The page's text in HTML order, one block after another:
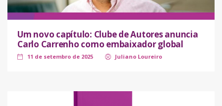
Um novo capítulo: Clube de Autores anuncia
Carlo Carrenho como embaixador global
11 de setembro de 2025 Juliano Loureiro